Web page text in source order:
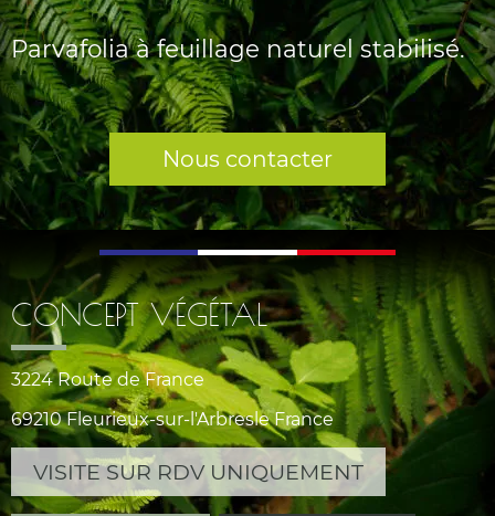
Parvafolia à feuillage naturel stabilisé.
Nous contacter
CONCEPT VÉGÉTAL
3224 Route de France
69210 Fleurieux-sur-l'Arbresle France
VISITE SUR RDV UNIQUEMENT